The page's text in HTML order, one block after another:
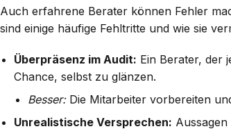
Auch erfahrene Berater können Fehler
sind einige häufige Fehltritte und wie sie
Überpräsenz im Audit: Ein Berater, der
Chance, selbst zu glänzen.
Besser:Die Mitarbeiter vorbereiten
Unrealistische Versprechen: